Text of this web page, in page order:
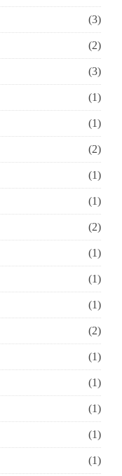
(3)
(2)
(3)
(1)
(1)
(2)
(1)
(1)
(2)
(1)
(1)
(1)
(2)
(1)
(1)
(1)
(1)
(1)